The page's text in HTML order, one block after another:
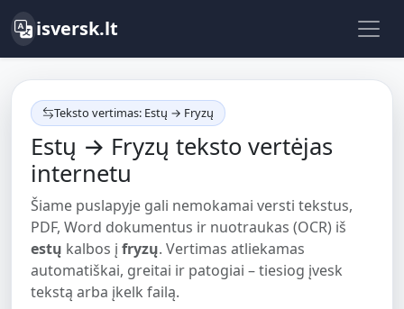
isversk.lt
Teksto vertimas: Estų → Fryzų
Estų → Fryzų teksto vertėjas
internetu
Šiame puslapyje gali nemokamai versti tekstus,
PDF, Word dokumentus ir nuotraukas (OCR) iš
estų kalbos į fryzų. Vertimas atliekamas
automatiškai, greitai ir patogiai – tiesiog įvesk
tekstą arba įkelk failą.